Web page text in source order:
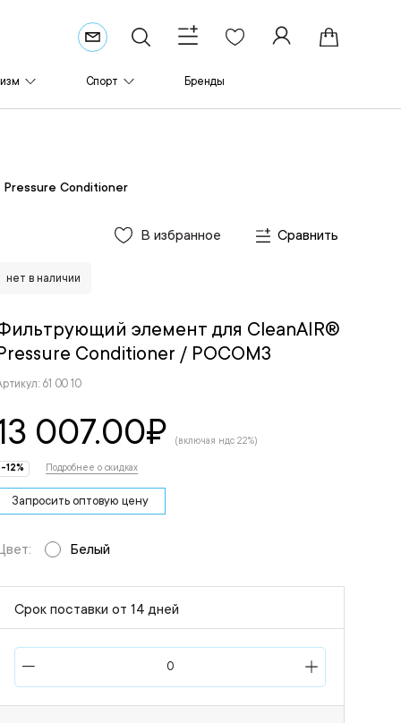
Спорт Бренды
Conditioner
В избранное Сравнить
нет в наличии
элемент для CleanAIR®
Conditioner / РОСОМЗ
61 00 10
007.00₽ (включая ндс 22%)
-12% Подробнее о скидках
Запросить оптовую цену
Белый
Срок поставки от 14 дней